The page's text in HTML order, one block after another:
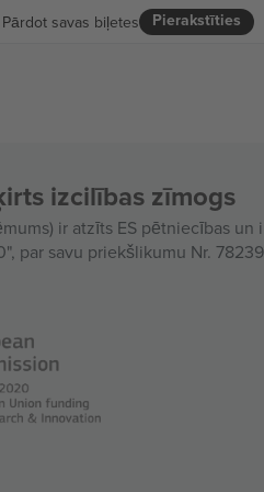
Pierakstīties
Pārdot savas biļetes
izcilības zīmogs
ir atzīts ES pētniecības
par savu priekšlikumu Nr.